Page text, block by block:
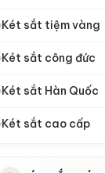
Két sắt tiệm vàng
Két sắt công đức
Két sắt Hàn Quốc
Két sắt cao cấp